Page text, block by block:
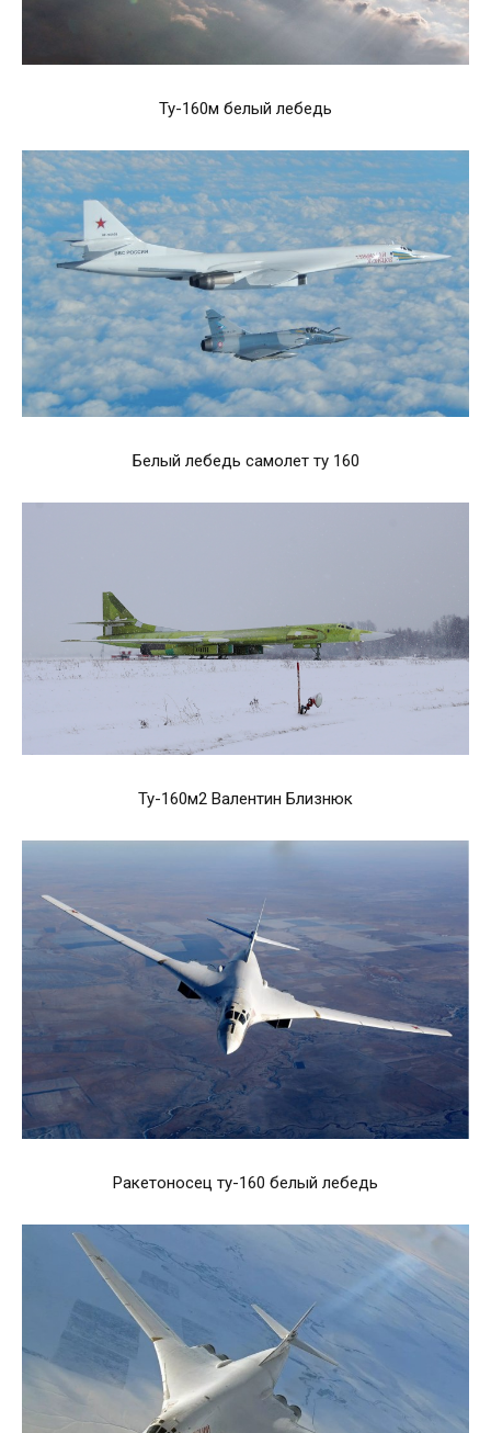
Ту-160м белый лебедь
Белый лебедь самолет ту 160
Ту-160м2 Валентин Близнюк
Ракетоносец ту-160 белый лебедь